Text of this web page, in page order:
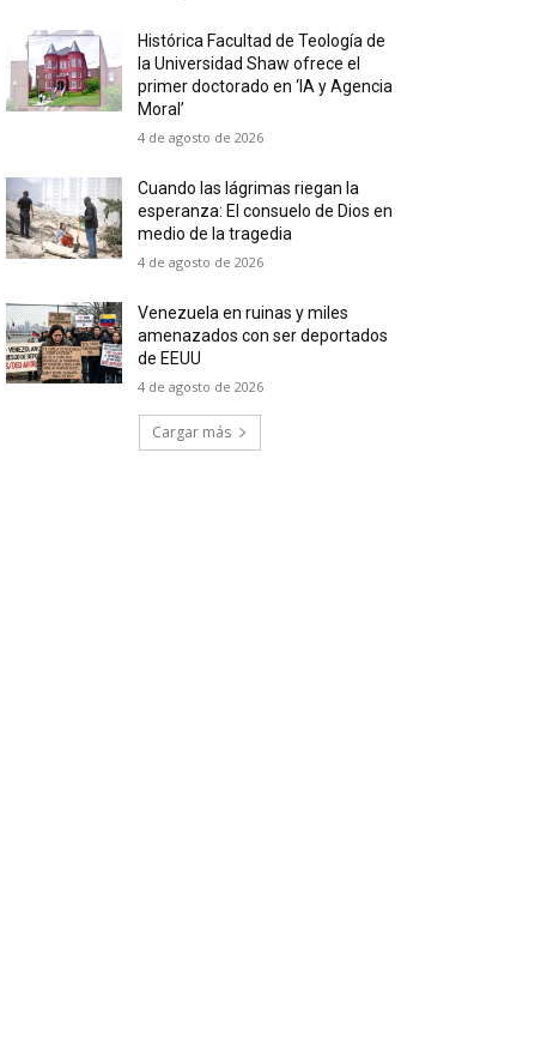
Histórica Facultad de Teología de
la Universidad Shaw ofrece el
primer doctorado en ‘IA y Agencia
Moral’
4 de agosto de 2026
Cuando las lágrimas riegan la
esperanza: El consuelo de Dios en
medio de la tragedia
4 de agosto de 2026
Venezuela en ruinas y miles
amenazados con ser deportados
de EEUU
4 de agosto de 2026
Cargar más